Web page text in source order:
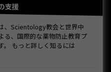
支援
、Scientology教会と世界中
る、国際的な薬物防止教育プ
。 もっと詳しく知るには